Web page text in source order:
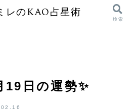
日の運勢✨
レのKAO占星術 検索